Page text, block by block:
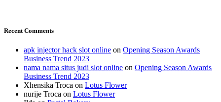
Recent Comments
apk injector hack slot online on Opening Season Awards
Business Trend 2023
nama nama situs judi slot online on Opening Season Awards
Business Trend 2023
Xhensika Troca on Lotus Flower
nurije Troca on Lotus Flower